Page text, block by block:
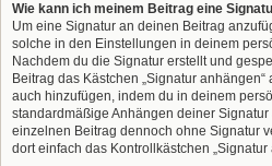
Wie kann ich meinem Beitrag eine
Um eine Signatur an deinen Beitrag
solche in den Einstellungen in deinem
Nachdem du die Signatur erstellt und
Beitrag das Kästchen „Signatur
auch hinzufügen, indem du in deinem
standardmäßige Anhängen deiner
einzelnen Beitrag dennoch ohne Signatur
dort einfach das Kontrollkästchen